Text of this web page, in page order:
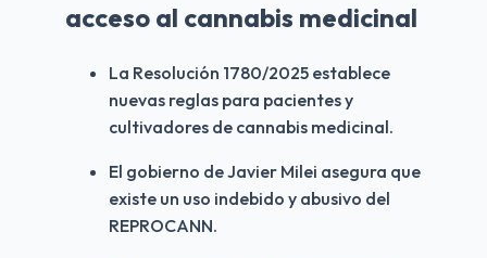
acceso al cannabis medicinal
La Resolución 1780/2025 establece
nuevas reglas para pacientes y
cultivadores de cannabis medicinal.
El gobierno de Javier Milei asegura que
existe un uso indebido y abusivo del
REPROCANN.